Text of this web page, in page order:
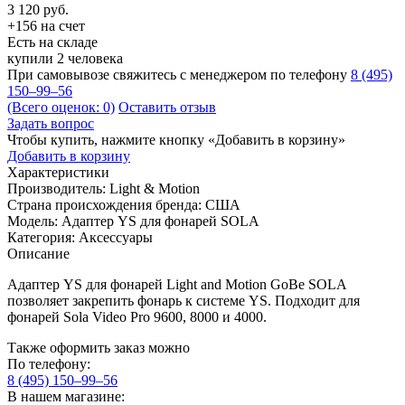
3 120 руб.
+156 на счет
Есть на складе
купили 2 человека
При самовывозе свяжитесь с менеджером по телефону 8 (495)
150–99–56
(Всего оценок: 0) Оставить отзыв
Задать вопрос
Чтобы купить, нажмите кнопку «Добавить в корзину»
Добавить в корзину
Характеристики
Производитель: Light & Motion
Страна происхождения бренда: США
Модель: Адаптер YS для фонарей SOLA
Категория: Аксессуары
Описание
Адаптер YS для фонарей Light and Motion GoBe SOLA
позволяет закрепить фонарь к системе YS. Подходит для
фонарей Sola Video Pro 9600, 8000 и 4000.
Также оформить заказ можно
По телефону:
8 (495) 150–99–56
В нашем магазине: